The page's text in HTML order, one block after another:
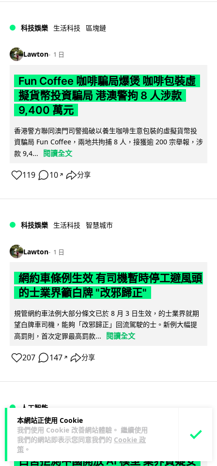
本網站正使用 Cookie
我們使用 Cookie 改善網站體驗。 繼續使用
我們的網站即表示您同意我們的 Cookie 政
策 。
科技娛樂 生活科技 區塊鏈
Lawton 1 日
Fun Coffee 咖啡騙局爆煲 咖啡包裝虛
擬貨幣投資騙局 港澳警拘 8 人涉款
9,400 萬元
香港警方聯同澳門司警搗破以養生咖啡生意包裝的虛擬貨幣投
資騙局 Fun Coffee，兩地共拘捕 8 人，接獲逾 200 宗舉報，涉
款 9,4...
閱讀全文
119 10 ↗ 分享
科技娛樂 生活科技 智慧城市
Lawton 1 日
網約車條例生效 有司機暫時停工避風頭
的士業界籲白牌 "改邪歸正"
規管網約車法例大部分條文已於 8 月 3 日生效，的士業界就期
望白牌車司機，能夠「改邪歸正」回流駕駛的士。新例大幅提
高罰則，首次定罪最高罰款...
閱讀全文
207 147 ↗ 分享
人工智能
Lawton 1 日
白宮拒測中國開放 AI 模型 業界質疑安